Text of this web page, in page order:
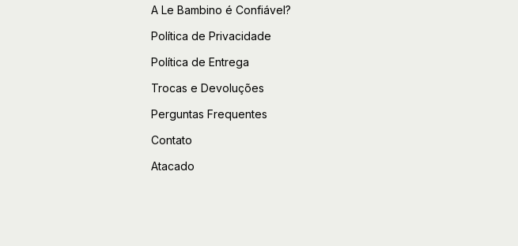
A Le Bambino é Confiável?
Política de Privacidade
Política de Entrega
Trocas e Devoluções
Perguntas Frequentes
Contato
Atacado